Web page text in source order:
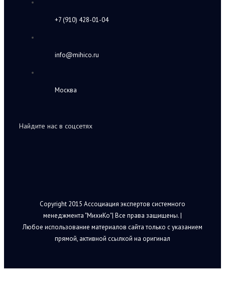
+7 (910) 428-01-04
info@mihico.ru
Москва
Найдите нас в соцсетях
Copyright 2015 Ассоциация экспертов системного
менеджмента "МихиКо"| Все права защищены. |
Любое использование материалов сайта только с указанием
прямой, активной ссылкой на оригинал